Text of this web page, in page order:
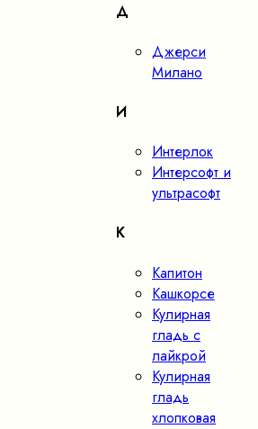
Д
Джерси
Милано
И
Интерлок
Интерсофт и
ультрасофт
К
Капитон
Кашкорсе
Кулирная
гладь с
лайкрой
Кулирная
гладь
хлопковая